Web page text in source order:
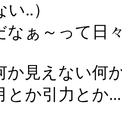
..）
なぁ～って日
か見えない何
とか引力とか...